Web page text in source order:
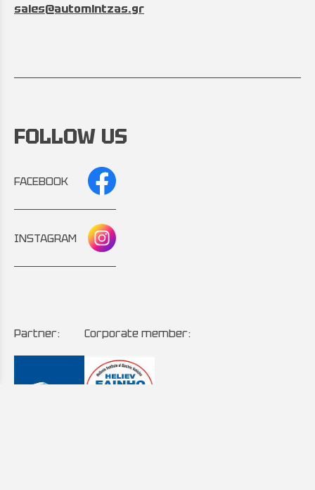
sales@automintzas.gr
FOLLOW US
FACEBOOK
INSTAGRAM
Partner: Corporate member: